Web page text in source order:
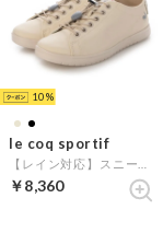
10
le coq sportif
￥8,360